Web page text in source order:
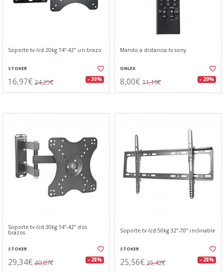
Soporte tv-lcd 20kg 14”-42” un brazo
STOKER
16,97€ 24,25€ - 30%
Mando a distancia tv sony
ONLEX
8,00€ 11,19€ - 29%
Soporte tv-lcd 30kg 14”-42” dos
brazos
STOKER
29,34€ 40,87€ - 28%
Soporte tv-lcd 50kg 32”-70” inclinable
STOKER
25,56€ 35,42€ - 28%